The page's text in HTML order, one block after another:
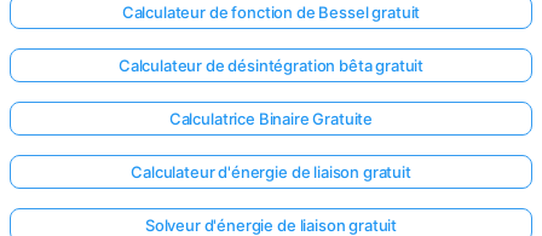
Calculateur de fonction de Bessel gratuit
Calculateur de désintégration bêta gratuit
Calculatrice Binaire Gratuite
Calculateur d'énergie de liaison gratuit
Solveur d'énergie de liaison gratuit